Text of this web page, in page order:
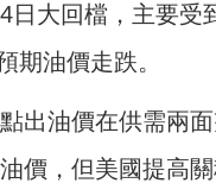
日大回檔，主要
期油價走跌。
出油價在供需兩
價，但美國提高